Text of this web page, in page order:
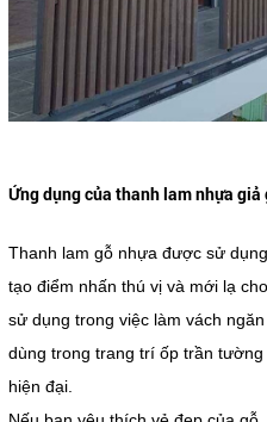
Ứng dụng của thanh lam nhựa
Thanh lam gỗ nhựa được sử
tạo điểm nhấn thú vị và mới lạ
sử dụng trong việc làm vách
dùng trong trang trí ốp trần
hiện đại.